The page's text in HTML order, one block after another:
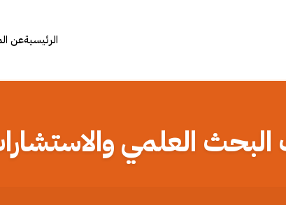
الرئيسيةعن
البحث العلمي